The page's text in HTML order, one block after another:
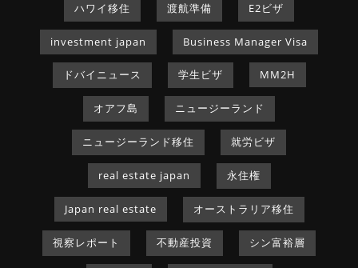
ハワイ移住 渡航準備 E2ビザ
investment japan Business Manager Visa
ドバイニュース 学生ビザ MM2H
オアフ島 ニュージーランド
ニュージーランド移住 就労ビザ
real estate japan 永住権
Japan real estate オーストラリア移住
視察レポート 不動産投資 シン富裕層